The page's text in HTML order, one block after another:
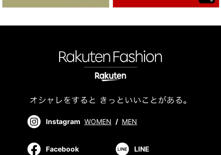
Instagram WOMEN / MEN
Facebook LINE